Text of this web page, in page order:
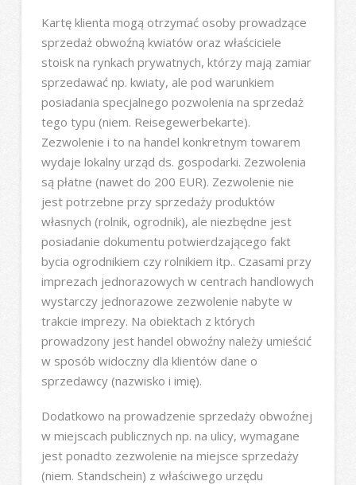
Kartę klienta mogą otrzymać osoby prowadzące
sprzedaż obwoźną kwiatów oraz właściciele
stoisk na rynkach prywatnych, którzy mają zamiar
sprzedawać np. kwiaty, ale pod warunkiem
posiadania specjalnego pozwolenia na sprzedaż
tego typu (niem. Reisegewerbekarte).
Zezwolenie i to na handel konkretnym towarem
wydaje lokalny urząd ds. gospodarki. Zezwolenia
są płatne (nawet do 200 EUR). Zezwolenie nie
jest potrzebne przy sprzedaży produktów
własnych (rolnik, ogrodnik), ale niezbędne jest
posiadanie dokumentu potwierdzającego fakt
bycia ogrodnikiem czy rolnikiem itp.. Czasami przy
imprezach jednorazowych w centrach handlowych
wystarczy jednorazowe zezwolenie nabyte w
trakcie imprezy. Na obiektach z których
prowadzony jest handel obwoźny należy umieścić
w sposób widoczny dla klientów dane o
sprzedawcy (nazwisko i imię).
Dodatkowo na prowadzenie sprzedaży obwoźnej
w miejscach publicznych np. na ulicy, wymagane
jest ponadto zezwolenie na miejsce sprzedaży
(niem. Standschein) z właściwego urzędu